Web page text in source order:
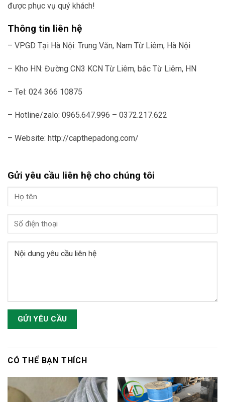
được phục vụ quý khách!
Thông tin liên hệ
– VPGD Tại Hà Nội: Trung Văn, Nam Từ Liêm, Hà Nội
– Kho HN: Đường CN3 KCN Từ Liêm, bắc Từ Liêm, HN
– Tel: 024 366 10875
– Hotline/zalo: 0965.647.996 – 0372.217.622
– Website: http://capthepadong.com/
Gửi yêu cầu liên hệ cho chúng tôi
CÓ THỂ BẠN THÍCH